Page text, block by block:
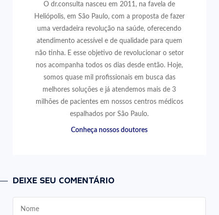
O dr.consulta nasceu em 2011, na favela de
Heliópolis, em São Paulo, com a proposta de fazer
uma verdadeira revolução na saúde, oferecendo
atendimento acessível e de qualidade para quem
não tinha. E esse objetivo de revolucionar o setor
nos acompanha todos os dias desde então. Hoje,
somos quase mil profissionais em busca das
melhores soluções e já atendemos mais de 3
milhões de pacientes em nossos centros médicos
espalhados por São Paulo.
Conheça nossos doutores
DEIXE SEU COMENTÁRIO